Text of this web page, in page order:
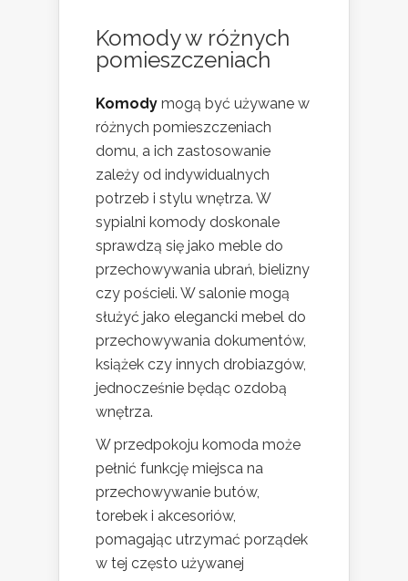
Komody w różnych
pomieszczeniach
Komody mogą być używane w
różnych pomieszczeniach
domu, a ich zastosowanie
zależy od indywidualnych
potrzeb i stylu wnętrza. W
sypialni komody doskonale
sprawdzą się jako meble do
przechowywania ubrań, bielizny
czy pościeli. W salonie mogą
służyć jako elegancki mebel do
przechowywania dokumentów,
książek czy innych drobiazgów,
jednocześnie będąc ozdobą
wnętrza.
W przedpokoju komoda może
pełnić funkcję miejsca na
przechowywanie butów,
torebek i akcesoriów,
pomagając utrzymać porządek
w tej często używanej